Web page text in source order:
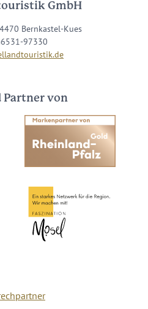
GmbH
Bernkastel-Kues
97330
Partner von